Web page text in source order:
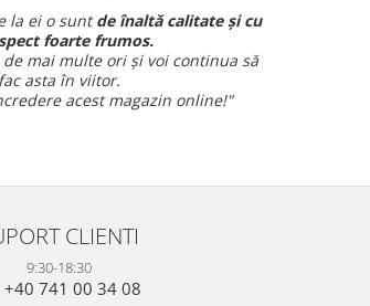
calitate și cu
continua să
online!"
Am comandat o lenjerie
și am avut o întrebare și
CLIENTI
9:30-18:30
+40 741 00 34 08